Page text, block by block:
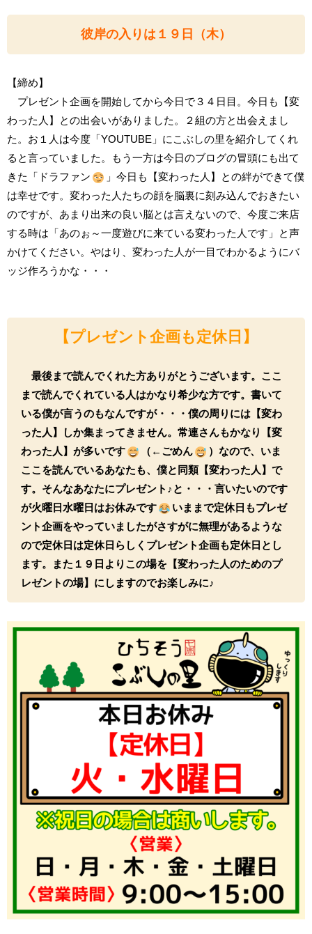
彼岸の入りは１９日（木）
【締め】
プレゼント企画を開始してから今日で３４日目。今日も【変
わった人】との出会いがありました。２組の方と出会えまし
た。お１人は今度「YOUTUBE」にこぶしの里を紹介してくれ
ると言っていました。もう一方は今日のブログの冒頭にも出て
きた「ドラファン
」今日も【変わった人】との絆ができて僕
は幸せです。変わった人たちの顔を脳裏に刻み込んでおきたい
のですが、あまり出来の良い脳とは言えないので、今度ご来店
する時は「あのぉ～一度遊びに来ている変わった人です」と声
かけてください。やはり、変わった人が一目でわかるようにバ
ッジ作ろうかな・・・
【プレゼント企画も定休日】
最後まで読んでくれた方ありがとうございます。ここ
まで読んでくれている人はかなり希少な方です。書いて
いる僕が言うのもなんですが・・・僕の周りには【変わ
った人】しか集まってきません。常連さんもかなり【変
わった人】が多いです
（←ごめん ） なので、いま
ここを読んでいるあなたも、僕と同類【変わった人】で
す。そんなあなたにプレゼント♪ と・・・言いたいのです
が火曜日水曜日はお休みです
いままで定休日もプレゼ
ント企画をやっていましたがさすがに無理があるような
ので定休日は定休日らしくプレゼント企画も定休日とし
ます。また１９日よりこの場を【変わった人のためのプ
レゼントの場】にしますのでお楽しみに♪